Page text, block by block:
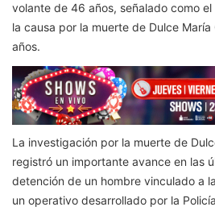
volante de 46 años, señalado como
la causa por la muerte de Dulce
años.
La investigación por la muerte de
registró un importante avance en las
detención de un hombre vinculado a
un operativo desarrollado por la